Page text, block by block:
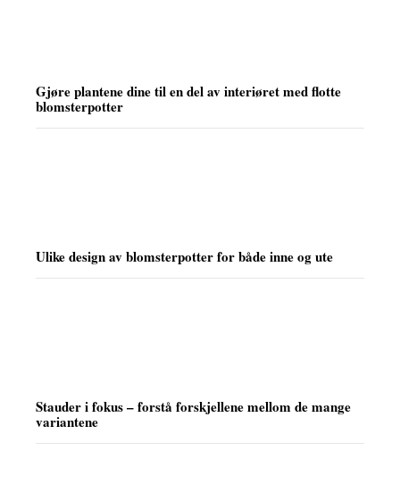
Gjøre plantene dine til en del av interiøret med flotte
blomsterpotter
Ulike design av blomsterpotter for både inne og ute
Stauder i fokus – forstå forskjellene mellom de mange
variantene